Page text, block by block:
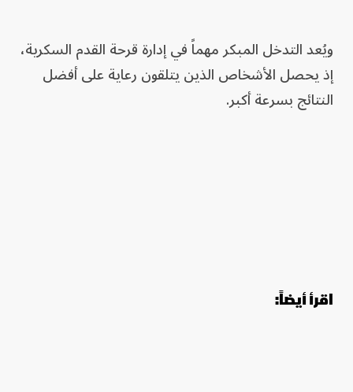
ويُعد التدخل المبكر مهماً في إدارة قرحة القدم السكرية،
إذ يحصل الأشخاص الذين يتلقون رعاية على أفضل
النتائج بسرعة أكبر.
اقرأ أيضاً: